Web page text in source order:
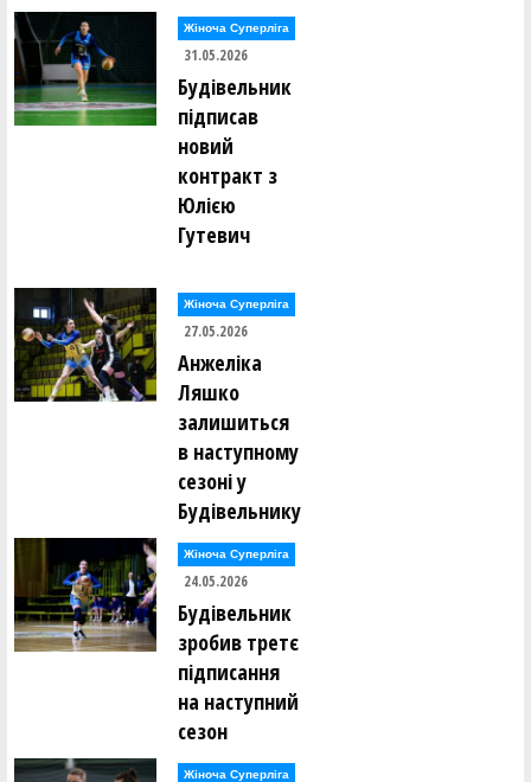
Жіноча Суперліга
31.05.2026
Будівельник
підписав
новий
контракт з
Юлією
Гутевич
Жіноча Суперліга
27.05.2026
Анжеліка
Ляшко
залишиться
в наступному
сезоні у
Будівельнику
Жіноча Суперліга
24.05.2026
Будівельник
зробив третє
підписання
на наступний
сезон
Жіноча Суперліга